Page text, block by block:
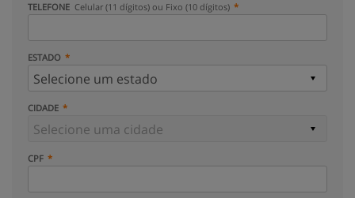
TELEFONE Celular (11 dígitos) ou Fixo (10 dígitos)
ESTADO
CIDADE
CPF